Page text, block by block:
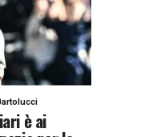
è ai